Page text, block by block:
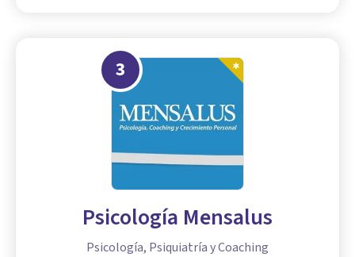
3
Psicología Mensalus
Psicología, Psiquiatría y Coaching